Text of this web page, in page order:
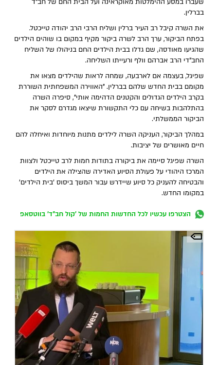
בברלין.
את השרה קיבל רב העיר ברלין ושליח הרבי הרב יהודה טייכטל.
בפתח הביקור, ערך הרב לשרה ביקור מקיף במקום בו שוהים הילדים
שהגיעו מאודסה, שם גדלו בבית הילדים החם בניהולו של השליח
החב"די הרב אברהם וולף ורעייתו השליחה.
שפיגל, בעצמה אם לארבעה, שמחה לראות שהילדים מצאו את
מקומם בבית החדש שלהם בברלין. "האווירה המשפחתית השוררת
בקרב הילדים הגדולים והקטנים הדהימה אותי", סיפרה השרה
בהתלהבות בשיחה עם כלי התקשורת שיצאו מגדרם לסקר את
הביקור הממשלתי.
במהלך הביקור, העניקה השרה לילדים מתנות מיוחדות ואיחלה להם
חיים מאושרים של יציבות.
השרה שפיגל סיימה את ביקורה בתודות חמות לרב טייכטל ולצוות
המרכז היהודי על פעולת הסיוע האדירה שהצילה את הילדים
והבטיחה להעניק כל סיוע שיידרש עבור המשך ביסוס 'בית הילדים'
במקומו החדש.
הצטרפו עכשיו לכל החדשות החמות של 'קול חב"ד' בווטסאפ